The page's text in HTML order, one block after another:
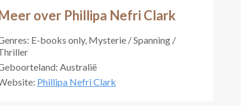
over Phillipa Nefri Clark
E-books only, Mysterie / Spanning /
Australië
Phillipa Nefri Clark